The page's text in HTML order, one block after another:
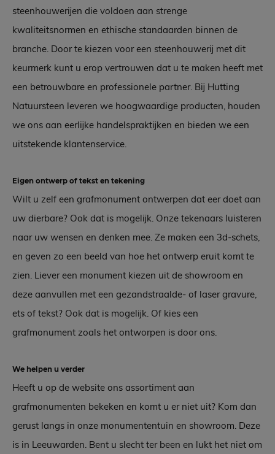
steenhouwerijen die voldoen aan strenge
kwaliteitsnormen en ethische standaarden binnen de
branche. Door te kiezen voor een steenhouwerij met dit
keurmerk kunt u erop vertrouwen dat u te maken heeft met
een betrouwbare en professionele partner. Bij Hutting
Natuursteen leveren we hoogwaardige producten, houden
we ons aan eerlijke handelspraktijken en bieden we een
uitstekende klantenservice.
Eigen ontwerp of tekst en tekening
Wilt u zelf een grafmonument ontwerpen dat eer doet aan
uw dierbare? Ook dat is mogelijk. Onze tekenaars luisteren
naar uw wensen en denken mee. Ze maken een 3d-schets,
en geven zo een beeld van hoe het ontwerp eruit komt te
zien. Liever een monument kiezen uit de showroom en
deze aanvullen met een gezandstraalde- of laser gravure,
ets of tekst? Ook dat is mogelijk. Of kies een
grafmonument zoals het ontworpen is door ons.
We helpen u verder
Heeft u op de website ons assortiment aan
grafmonumenten bekeken en komt u er niet uit? Kom dan
gerust langs in onze monumententuin en showroom. Deze
is in Leeuwarden. Bent u slecht ter been en lukt het niet om